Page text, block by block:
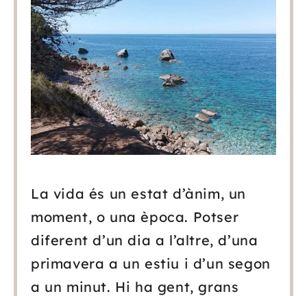
Serveis
Blog
Contacte
La vida és un estat d’ànim, un
moment, o una època. Potser
diferent d’un dia a l’altre, d’una
primavera a un estiu i d’un segon
a un minut. Hi ha gent, grans